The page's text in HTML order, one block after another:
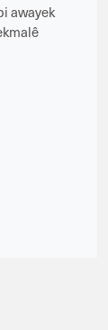
awayek